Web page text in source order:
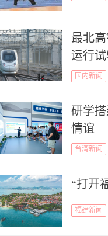
最北
运行
国内新闻
研学
情谊
台湾新闻
“打开
福建新闻